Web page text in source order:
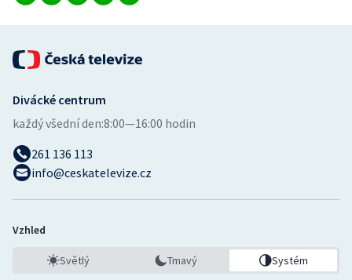
Divácké centrum
každý všední den:8:00—16:00 hodin
261 136 113
info@ceskatelevize.cz
Vzhled
Světlý Tmavý Systém